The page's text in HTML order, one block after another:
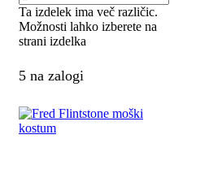
Ta izdelek ima več različic.
Možnosti lahko izberete na
strani izdelka
5 na zalogi